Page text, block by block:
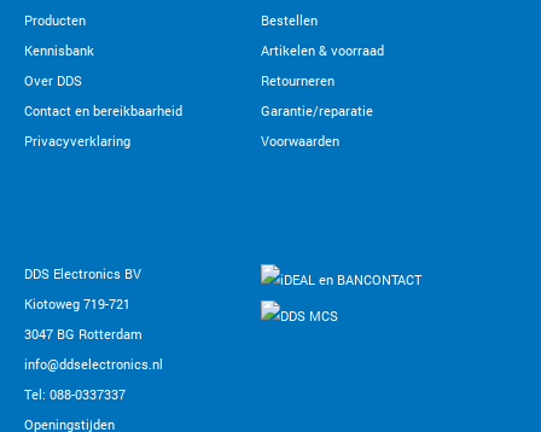
Producten
Kennisbank
Over DDS
Contact en bereikbaarheid
Privacyverklaring
Bestellen
Artikelen & voorraad
Retourneren
Garantie/reparatie
Voorwaarden
DDS Electronics BV
Kiotoweg 719-721
3047 BG Rotterdam
info@ddselectronics.nl
Tel: 088-0337337
Openingstijden